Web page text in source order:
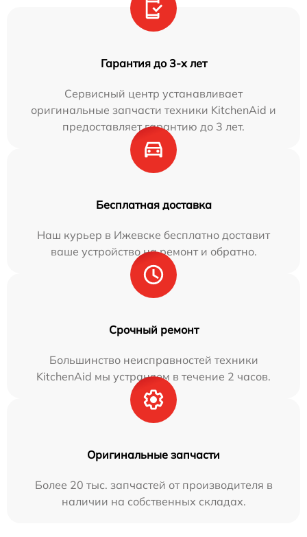
Гарантия до 3-х лет
Сервисный центр устанавливает
оригинальные запчасти техники KitchenAid и
предоставляет гарантию до 3 лет.
Бесплатная доставка
Наш курьер в Ижевске бесплатно доставит
ваше устройство на ремонт и обратно.
Срочный ремонт
Большинство неисправностей техники
KitchenAid мы устраняем в течение 2 часов.
Оригинальные запчасти
Более 20 тыс. запчастей от производителя в
наличии на собственных складах.